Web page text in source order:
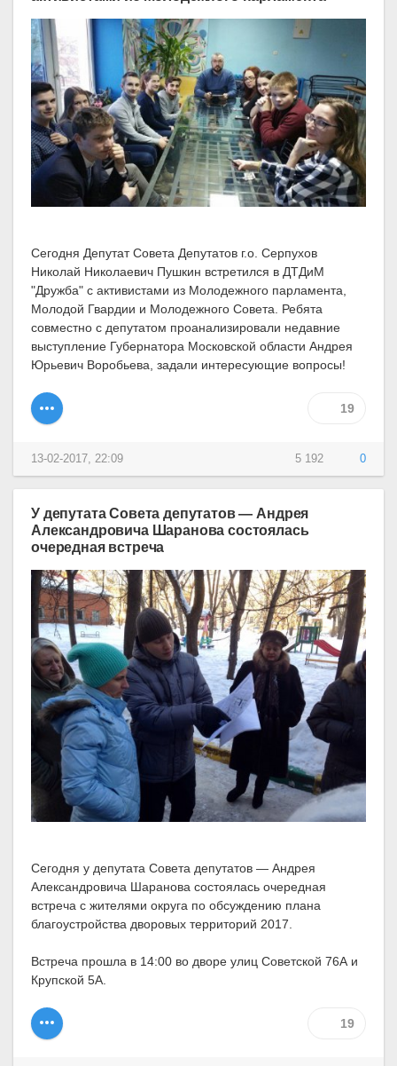
Сегодня Депутат Совета Депутатов г.о. Серпухов
Николай Николаевич Пушкин встретился в ДТДиМ
"Дружба" с активистами из Молодежного парламента,
Молодой Гвардии и Молодежного Совета. Ребята
совместно с депутатом проанализировали недавние
выступление Губернатора Московской области Андрея
Юрьевич Воробьева, задали интересующие вопросы!
19
5 192 0
13-02-2017, 22:09
У депутата Совета депутатов — Андрея
Александровича Шаранова состоялась
очередная встреча
Сегодня у депутата Совета депутатов — Андрея
Александровича Шаранова состоялась очередная
встреча с жителями округа по обсуждению плана
благоустройства дворовых территорий 2017.
Встреча прошла в 14:00 во дворе улиц Советской 76А и
Крупской 5А.
19